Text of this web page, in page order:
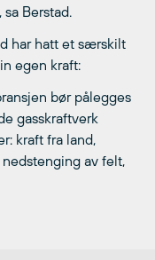
Berstad.
har hatt et særskilt
egen kraft:
bør pålegges
gasskraftverk
kraft fra land,
av felt,